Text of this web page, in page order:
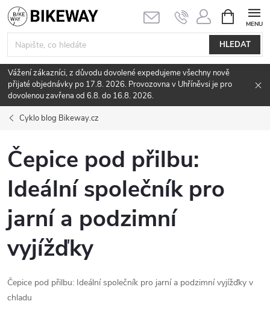
Přejít
na
obsah
HLEDAT
NÁKUPNÍ
KOŠÍK
Vážení zákazníci, z důvodu dovolené expedujeme všechny nově
přijaté objednávky po 17.8. 2026. Provozovna v Uhříněvsi je pro
dovolenou zavřena od 6.8. do 16.8. 2026.
Cyklo blog Bikeway.cz
Čepice pod přilbu:
Ideální společník pro
jarní a podzimní
vyjížďky
Čepice pod přilbu: Ideální společník pro jarní a podzimní vyjížďky v
chladu